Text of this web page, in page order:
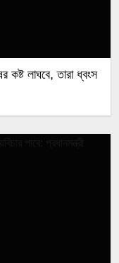
কষ্ট লাঘবে, তারা ধ্বংস